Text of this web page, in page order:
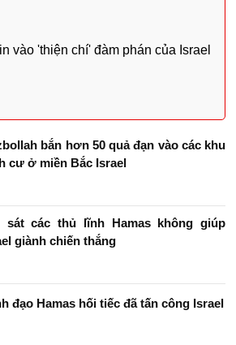
vào 'thiện chí' đàm phán của Israel
bắn hơn 50 quả đạn vào các khu
cư ở miền Bắc Israel
sát các thủ lĩnh Hamas không giúp
giành chiến thắng
đạo Hamas hối tiếc đã tấn công Israel